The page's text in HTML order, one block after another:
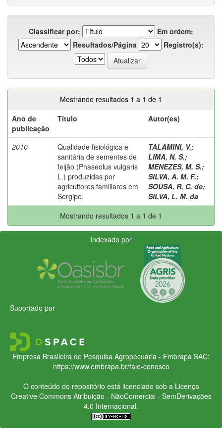
Classificar por:
Em ordem:
Resultados/Página
Registro(s):
Mostrando resultados 1 a 1 de 1
Ano de
publicação
Título Autor(es)
2010
Qualidade fisiológica e
sanitária de sementes de
feijão (Phaseolus vulgaris
L.) produzidas por
agricultores familiares em
Sergipe.
TALAMINI, V.;
LIMA, N. S.;
MENEZES, M. S.;
SILVA, A. M. F.;
SOUSA, R. C. de;
SILVA, L. M. da
Mostrando resultados 1 a 1 de 1
Indexado por
Suportado por
Empresa Brasileira de Pesquisa Agropecuária - Embrapa SAC:
https://www.embrapa.br/fale-conosco
O conteúdo do repositório está licenciado sob a Licença
Creative CommonsAtribuição - NãoComercial - SemDerivações
4.0 Internacional.